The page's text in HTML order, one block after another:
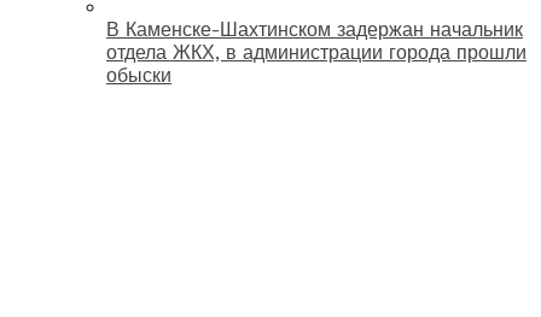
В Каменске-Шахтинском задержан начальник
отдела ЖКХ, в администрации города прошли
обыски